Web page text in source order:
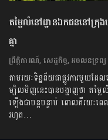
តម្លៃលំនៅដ្ឋានឯកជននៅក្រុ
គ្នា
ព្រឹត្តិការណ៍,សេដ្ឋកិច្ច, អចលនទ្រព្យ
តាមរយៈទិន្នន័យជាផ្លូវការមួយដ
ម្សិលមិញនេះបានបង្ហាញថា តម្លៃ
ឡើងជាបន្តបន្ទាប់ ពោលគឺរយៈពេ
រហូត…